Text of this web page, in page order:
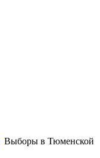
Выборы в Тюменской